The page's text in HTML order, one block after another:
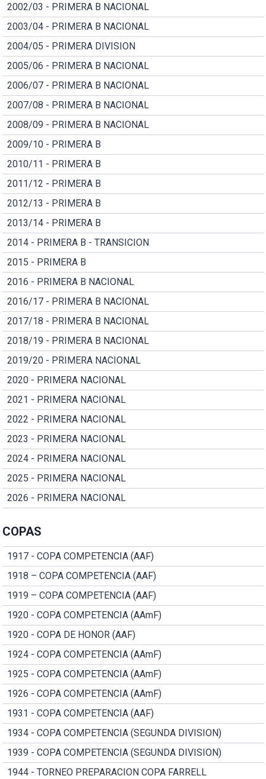
2002/03 - PRIMERA B NACIONAL
2003/04 - PRIMERA B NACIONAL
2004/05 - PRIMERA DIVISION
2005/06 - PRIMERA B NACIONAL
2006/07 - PRIMERA B NACIONAL
2007/08 - PRIMERA B NACIONAL
2008/09 - PRIMERA B NACIONAL
2009/10 - PRIMERA B
2010/11 - PRIMERA B
2011/12 - PRIMERA B
2012/13 - PRIMERA B
2013/14 - PRIMERA B
2014 - PRIMERA B - TRANSICION
2015 - PRIMERA B
2016 - PRIMERA B NACIONAL
2016/17 - PRIMERA B NACIONAL
2017/18 - PRIMERA B NACIONAL
2018/19 - PRIMERA B NACIONAL
2019/20 - PRIMERA NACIONAL
2020 - PRIMERA NACIONAL
2021 - PRIMERA NACIONAL
2022 - PRIMERA NACIONAL
2023 - PRIMERA NACIONAL
2024 - PRIMERA NACIONAL
2025 - PRIMERA NACIONAL
2026 - PRIMERA NACIONAL
COPAS
1917 - COPA COMPETENCIA (AAF)
1918 – COPA COMPETENCIA (AAF)
1919 – COPA COMPETENCIA (AAF)
1920 - COPA COMPETENCIA (AAmF)
1920 - COPA DE HONOR (AAF)
1924 - COPA COMPETENCIA (AAmF)
1925 - COPA COMPETENCIA (AAmF)
1926 - COPA COMPETENCIA (AAmF)
1931 - COPA COMPETENCIA (AAF)
1934 - COPA COMPETENCIA (SEGUNDA DIVISION)
1939 - COPA COMPETENCIA (SEGUNDA DIVISION)
1944 - TORNEO PREPARACION COPA FARRELL